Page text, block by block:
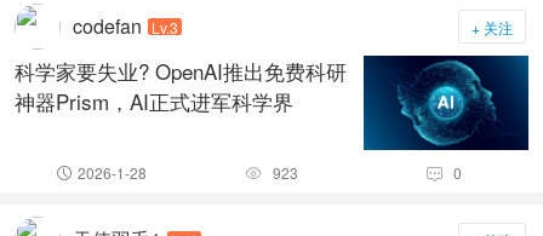
codefan Lv.3 + 关注
科学家要失业? OpenAI推出免费科研
神器Prism，AI正式进军科学界
 2026-1-28  923  0